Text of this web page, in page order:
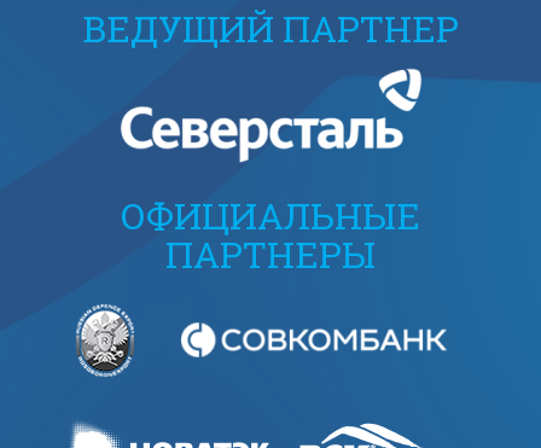
ВЕДУЩИЙ ПАРТНЕР
ОФИЦИАЛЬНЫЕ
ПАРТНЕРЫ